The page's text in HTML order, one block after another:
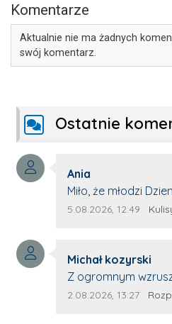
Komentarze
Aktualnie nie ma żadnych
swój komentarz.
Ostatnie
Autor komentarza:
Ania
Treść komentarza:
Miło, że młodzi
młode talenty,
z nim wywiad, który
Artur.
Data dodania
5.08.2026, 12:49 Kulisy
Autor komentarza:
Michał kozyrski
Treść komentarza:
Z ogromnym
materiał. ❤️ Jestem naprawdę dumny z
Data dodania
2.08.2026, 13:27 Rozpoczęła